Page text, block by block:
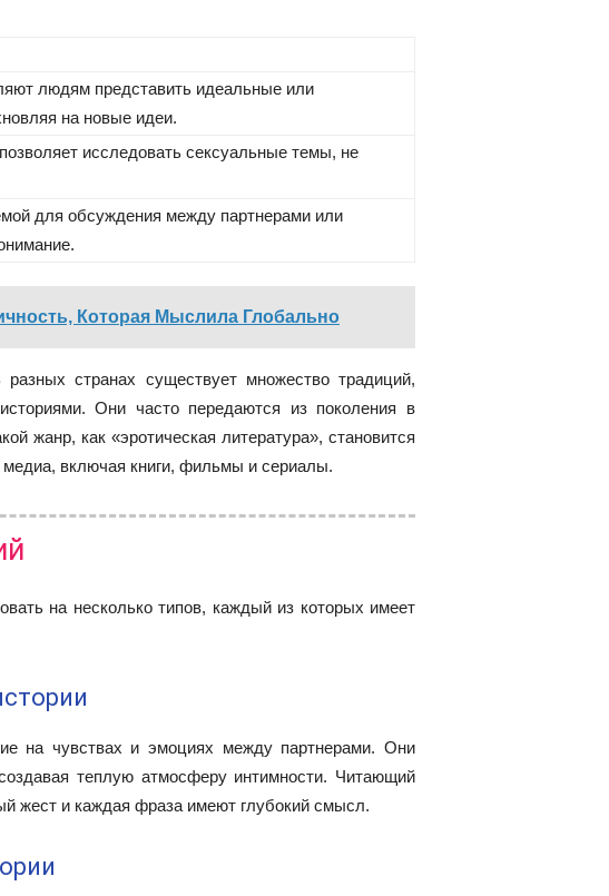
людям представить идеальные или
на новые идеи.
исследовать сексуальные темы, не
для обсуждения между партнерами или
Которая Мыслила Глобально
странах существует множество традиций,
Они часто передаются из поколения в
жанр, как «эротическая литература», становится
включая книги, фильмы и сериалы.
на несколько типов, каждый из которых имеет
на чувствах и эмоциях между партнерами. Они
теплую атмосферу интимности. Читающий
жест и каждая фраза имеют глубокий смысл.